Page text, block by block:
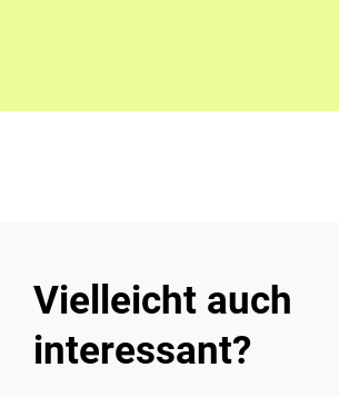
Vielleicht auch
interessant?